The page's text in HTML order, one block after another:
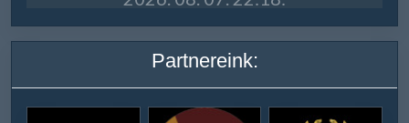
Partnereink: